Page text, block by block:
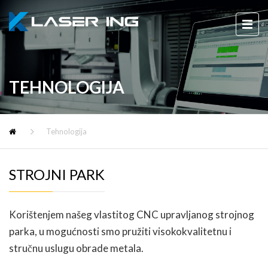
TEHNOLOGIJA
Tehnologija
STROJNI PARK
Korištenjem našeg vlastitog CNC upravljanog strojnog
parka, u mogućnosti smo pružiti visokokvalitetnu i
stručnu uslugu obrade metala.